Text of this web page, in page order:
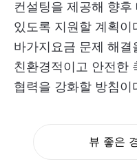
컨설팅을 제공해 향
있도록 지원할 계획
바가지요금 문제 해
친환경적이고 안전한
협력을 강화할 방침이
뷰 좋은